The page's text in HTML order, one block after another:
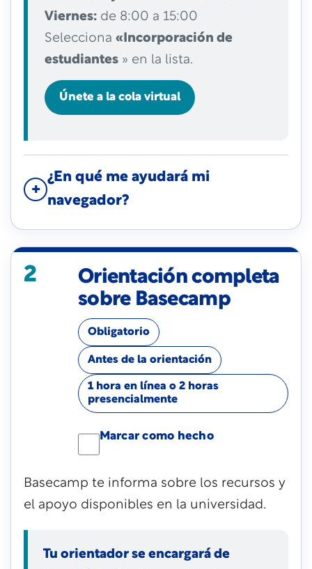
Viernes: de 8:00 a 15:00
Selecciona «Incorporación de
estudiantes » en la lista.
Únete a la cola virtual
¿En qué me ayudará mi
navegador?
2
Orientación completa
sobre Basecamp
Obligatorio
Antes de la orientación
1 hora en línea o 2 horas
presencialmente
Marcar como hecho
Basecamp te informa sobre los recursos y
el apoyo disponibles en la universidad.
Tu orientador se encargará de